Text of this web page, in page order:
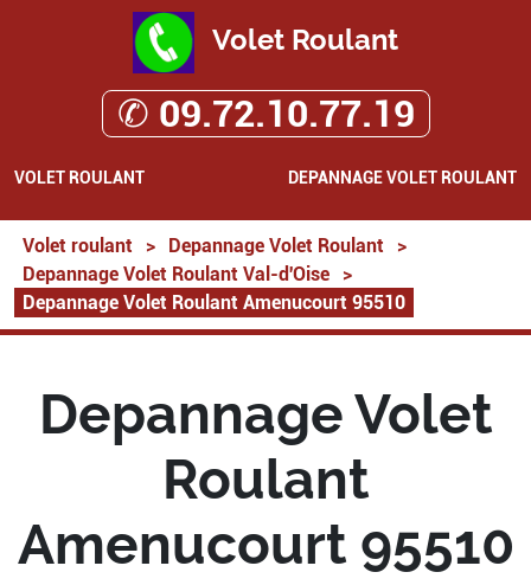
Volet Roulant
✆ 09.72.10.77.19
VOLET ROULANT DEPANNAGE VOLET ROULANT
Volet roulant > Depannage Volet Roulant
>
Depannage Volet Roulant Val-d'Oise
>
Depannage Volet Roulant Amenucourt 95510
Depannage Volet
Roulant
Amenucourt 95510